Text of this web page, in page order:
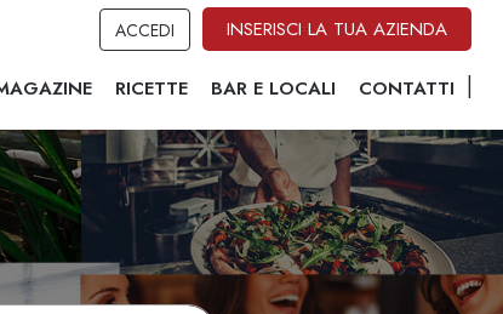
ACCEDI INSERISCI LA TUA AZIENDA
RICETTE BAR E LOCALI CONTATTI